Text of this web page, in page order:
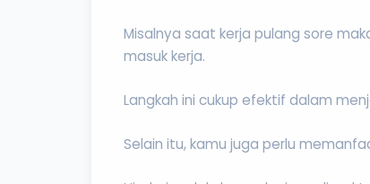
Misalnya saat kerja pulang sore
masuk kerja.
Langkah ini cukup efektif dalam
Selain itu, kamu juga perlu